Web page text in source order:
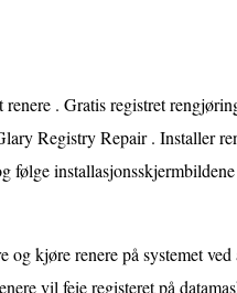
renere . Gratis registret
Registry Repair . Installer
følge
og kjøre renere på systemet
vil feie registeret på